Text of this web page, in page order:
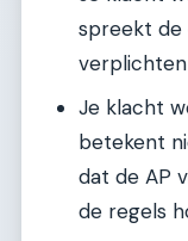
spreekt de
Je klacht
betekent
dat de AP
de regels